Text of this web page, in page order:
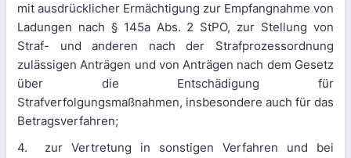
mit ausdrücklicher Ermächtigung zur Empfangnahme von
Ladungen nach § 145a Abs. 2 StPO, zur Stellung von
Straf- und anderen nach der Strafprozessordnung
zulässigen Anträgen und von Anträgen nach dem Gesetz
über die Entschädigung für
Strafverfolgungsmaßnahmen, insbesondere auch für das
Betragsverfahren;
4. zur Vertretung in sonstigen Verfahren und bei